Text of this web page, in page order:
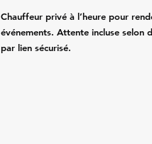
Chauffeur privé à l’heure pour
événements. Attente incluse selon
par lien sécurisé.